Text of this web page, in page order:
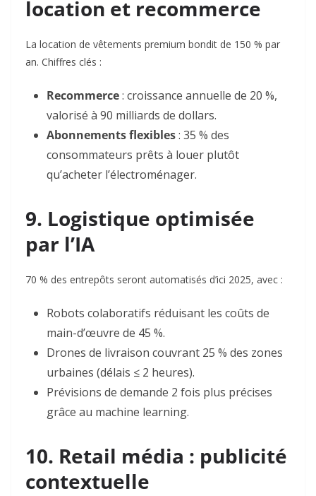
location et recommerce
La location de vêtements premium bondit de 150 % par
an. Chiffres clés :
Recommerce: croissance annuelle de 20 %,
valorisé à 90 milliards de dollars.
Abonnements flexibles: 35 % des
consommateurs prêts à louer plutôt
qu’acheter l’électroménager.
9. Logistique optimisée
par l’IA
70 % des entrepôts seront automatisés d’ici 2025, avec :
Robots colaboratifs réduisant les coûts de
main-d’œuvre de 45 %.
Drones de livraison couvrant 25 % des zones
urbaines (délais ≤ 2 heures).
Prévisions de demande 2 fois plus précises
grâce au machine learning.
10. Retail média : publicité
contextuelle